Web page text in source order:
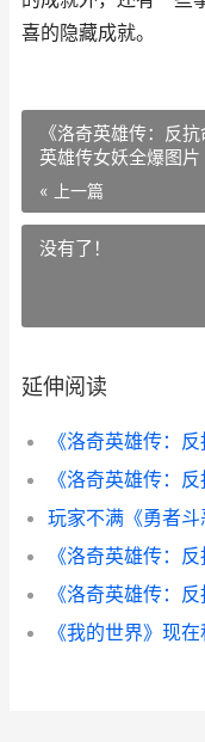
喜的隐藏成就。
《洛奇英雄传：反
英雄传女妖全爆图片
« 上一篇
没有了！
延伸阅读